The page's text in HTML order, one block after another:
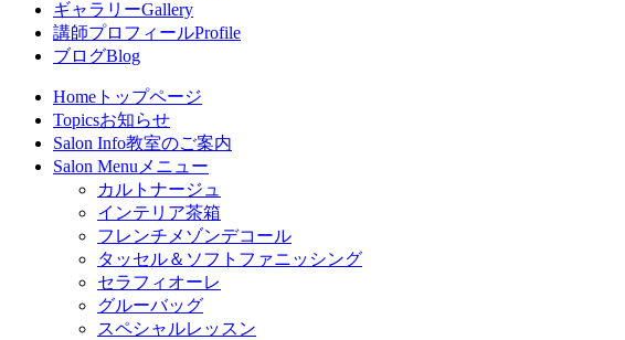
ギャラリーGallery
講師プロフィールProfile
ブログBlog
Home トップページ
Topicsお知らせ
Salon Info教室のご案内
Salon Menu メニュー
カルトナージュ
インテリア茶箱
フレンチメゾンデコール
タッセル＆ソフトファニッシング
セラフィオーレ
グルーバッグ
スペシャルレッスン